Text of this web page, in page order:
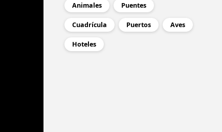
Animales Puentes
Cuadrícula Puertos Aves
Hoteles